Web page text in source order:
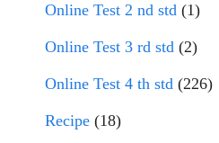
Online Test 2 nd std (1)
Online Test 3 rd std (2)
Online Test 4 th std (226)
Recipe (18)